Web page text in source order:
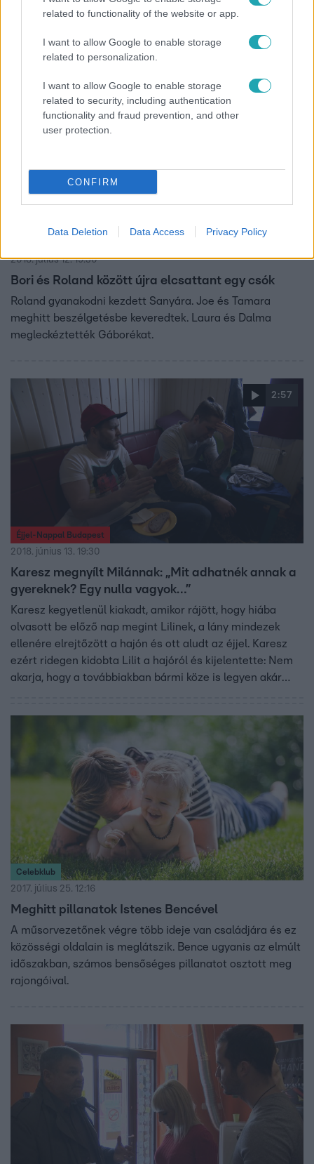
related to functionality of the website or app.
I want to allow Google to enable storage
related to personalization.
I want to allow Google to enable storage
related to security, including authentication
functionality and fraud prevention, and other
user protection.
CONFIRM
Data Deletion Data Access Privacy Policy
Miután Gábor segített a sérült Laurán, meghitt
adásra vagy kíváncsi, akkor kattints ide!
2018. július 12. 19:30
Bori és Roland között újra elcsattant egy csók
Roland gyanakodni kezdett Sanyára. Joe és Tamara
meghitt beszélgetésbe keveredtek. Laura és Dalma
megleckéztették Gáborékat.
2:57
Éjjel-Nappal Budapest
2018. június 13. 19:30
Karesz megnyílt Milánnak: „Mit adhatnék annak a
gyereknek? Egy nulla vagyok…”
Karesz kegyetlenül kiakadt, amikor rájött, hogy hiába
olvasott be előző nap megint Lilinek, a lány mindezek
ellenére elrejtőzött a hajón és ott aludt az éjjel. Karesz
ezért ridegen kidobta Lilit a hajóról és kijelentette: Nem
akarja, hogy a továbbiakban bármi köze is legyen akár
elhallgatta előle leendő apaságát. Ám amikor megtudta,
hogy az átélt stressz miatt komplikációk merültek fel
Lilinél, fordulat következett be a viselkedésében.
Celebklub
2017. július 25. 12:16
Meghitt pillanatok Istenes Bencével
A műsorvezetőnek végre több ideje van családjára és ez
közösségi oldalain is meglátszik. Bence ugyanis az elmúlt
időszakban, számos bensőséges pillanatot osztott meg
rajongóival.